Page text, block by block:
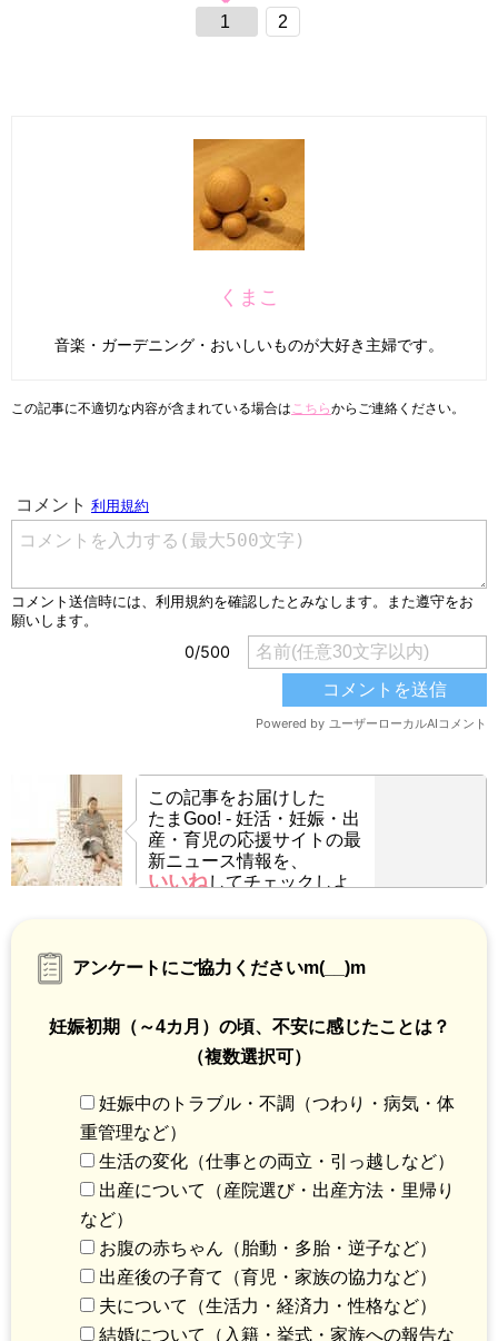
1 2
くまこ
音楽・ガーデニング・おいしいものが大好き主婦です。
この記事に不適切な内容が含まれている場合は こちらからご連絡ください。
この記事をお届けした
たまGoo! - 妊活・妊娠・出
産・育児の応援サイトの最
新ニュース情報を、
いいねしてチェックしよ
アンケートにご協力くださいm(__)m
妊娠初期（～4カ月）の頃、不安に感じたことは？
（複数選択可）
妊娠中のトラブル・不調（つわり・病気・体
重管理など）
生活の変化（仕事との両立・引っ越しなど）
出産について（産院選び・出産方法・里帰り
など）
お腹の赤ちゃん（胎動・多胎・逆子など）
出産後の子育て（育児・家族の協力など）
夫について（生活力・経済力・性格など）
結婚について（入籍・挙式・家族への報告な